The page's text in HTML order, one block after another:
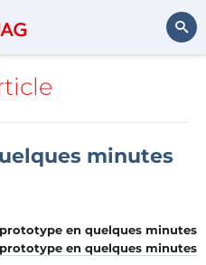
minutes
en quelques minutes